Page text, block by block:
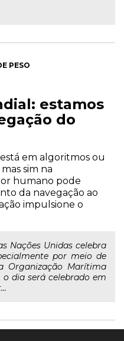
PESO
estamos
do
em algoritmos ou
sim na
humano pode
da navegação ao
impulsione o
Nações Unidas celebra
por meio de
Organização Marítima
o dia será celebrado em